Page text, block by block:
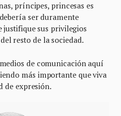
príncipes, princesas es
ser duramente
justifique sus privilegios
resto de la sociedad.
de comunicación aquí
más importante que viva
de expresión.